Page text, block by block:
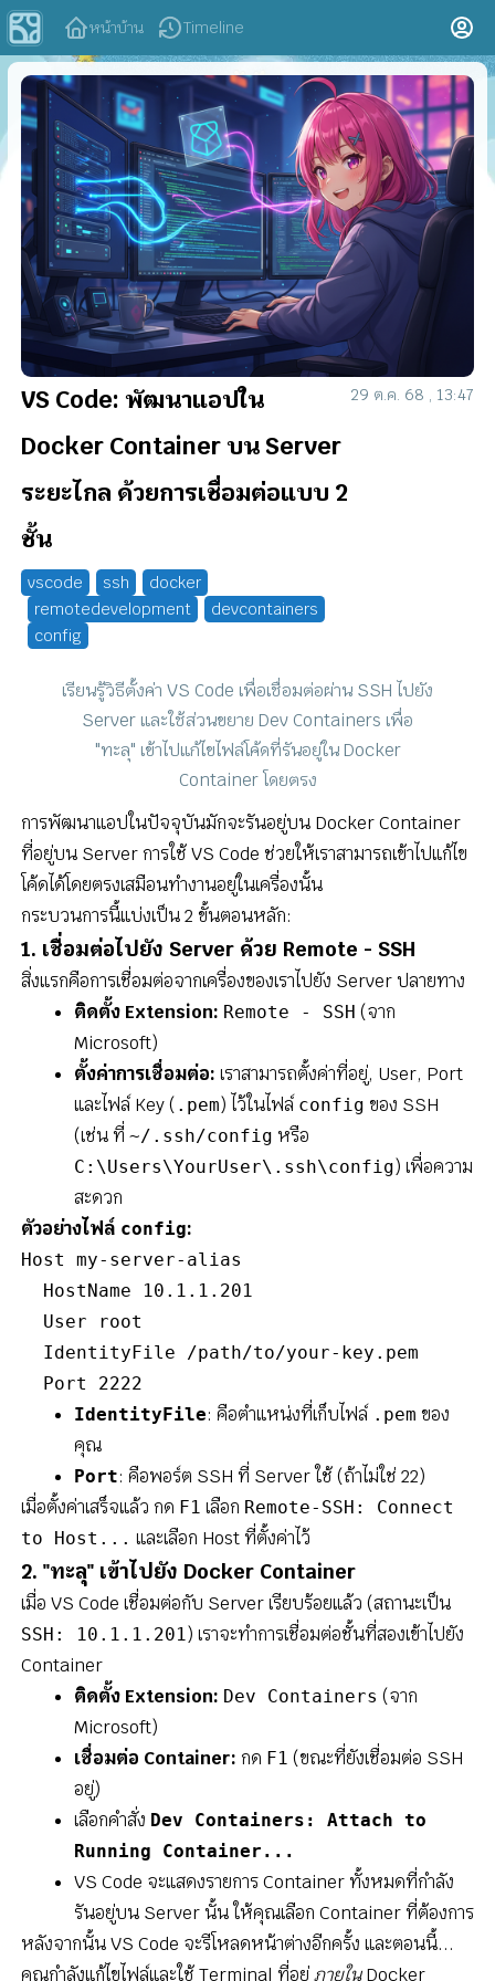
หน้าบ้าน Timeline
VS Code: พัฒนาแอปใน
Docker Container บน Server
ระยะไกล ด้วยการเชื่อมต่อแบบ 2
ชั้น
vscode ssh
docker
remotedevelopment
devcontainers
config
29 ต.ค. 68 , 13:47
เรียนรู้วิธีตั้งค่า VS Code เพื่อเชื่อมต่อผ่าน SSH ไปยัง
Server และใช้ส่วนขยาย Dev Containers เพื่อ
"ทะลุ" เข้าไปแก้ไขไฟล์โค้ดที่รันอยู่ใน Docker
Container โดยตรง
การพัฒนาแอปในปัจจุบันมักจะรันอยู่บน Docker Container
ที่อยู่บน Server การใช้ VS Code ช่วยให้เราสามารถเข้าไปแก้ไข
โค้ดได้โดยตรงเสมือนทำงานอยู่ในเครื่องนั้น
กระบวนการนี้แบ่งเป็น 2 ขั้นตอนหลัก:
1. เชื่อมต่อไปยัง Server ด้วย Remote - SSH
สิ่งแรกคือการเชื่อมต่อจากเครื่องของเราไปยัง Server ปลายทาง
ติดตั้ง Extension: Remote - SSH (จาก
Microsoft)
ตั้งค่าการเชื่อมต่อ: เราสามารถตั้งค่าที่อยู่, User, Port
และไฟล์ Key ( .pem) ไว้ในไฟล์ config ของ SSH
(เช่น ที่ ~/.ssh/config หรือ
C:\Users\YourUser\.ssh\config) เพื่อความ
สะดวก
ตัวอย่างไฟล์ config:
Host my-server-alias
  HostName 10.1.1.201
  User root
  IdentityFile /path/to/your-key.pem
  Port 2222
IdentityFile: คือตำแหน่งที่เก็บไฟล์ .pem ของ
คุณ
Port: คือพอร์ต SSH ที่ Server ใช้ (ถ้าไม่ใช่ 22)
เมื่อตั้งค่าเสร็จแล้ว กด F1 เลือก Remote-SSH: Connect
to Host... และเลือก Host ที่ตั้งค่าไว้
2. "ทะลุ" เข้าไปยัง Docker Container
เมื่อ VS Code เชื่อมต่อกับ Server เรียบร้อยแล้ว (สถานะเป็น
SSH: 10.1.1.201) เราจะทำการเชื่อมต่อชั้นที่สองเข้าไปยัง
Container
ติดตั้ง Extension: Dev Containers (จาก
Microsoft)
เชื่อมต่อ Container: กด F1 (ขณะที่ยังเชื่อมต่อ SSH
อยู่)
เลือกคำสั่ง Dev Containers: Attach to
Running Container...
VS Code จะแสดงรายการ Container ทั้งหมดที่กำลัง
รันอยู่บน Server นั้น ให้คุณเลือก Container ที่ต้องการ
หลังจากนั้น VS Code จะรีโหลดหน้าต่างอีกครั้ง และตอนนี้...
คุณกำลังแก้ไขไฟล์และใช้ Terminal ที่อยู่ภายในDocker